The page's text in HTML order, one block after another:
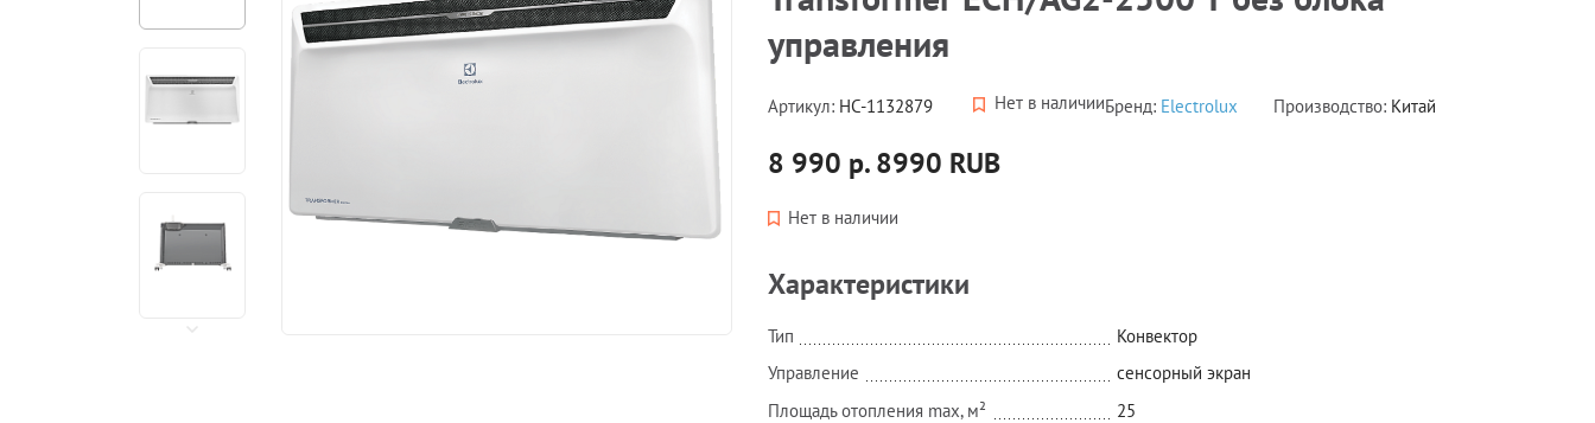
управления
Артикул: НС-1132879 Нет в наличииБренд: Electrolux Производство: Китай
8 990 р. 8990 RUB
Нет в наличии
Характеристики
Тип
Конвектор
Управление
сенсорный экран
Площадь отопления max, м²
25